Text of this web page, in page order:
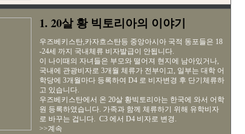
1. 20살 황 빅토리아의 이야기
우즈베키스탄,카자흐스탄등 중앙아시아 국적 동포들은 18
-24세 까지 국내체류 비자발급이 안됩니다.
이 나이때의 자녀들은 부모와 떨어져 현지에 남아있거나,
국내에 관광비자로 3개월 체류가 전부이고, 일부는 대학 어
학당에 3개월마다 등록하여 D4 로 비자변경 후 단기체류하
고 있습니다.
우즈베키스탄에서 온 20살 황빅토리아는 한국에 와서 어학
원 등록하였습니다. 가족과 함께 체류하기 위해 유학비자
로 바꾸는 겁니다. C3 에서 D4 비자로 변경.
>>계속